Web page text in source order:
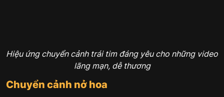
Hiệu ứng chuyển cảnh trái tim đáng yêu cho những video
lãng mạn, dễ thương
Chuyển cảnh nở hoa